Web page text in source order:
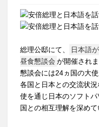
総理公邸にて、
日本語
昼食懇談会 が開催されま
懇談会には24ヵ国の大
各国と日本との交流状
使を通じ日本のソフト
国との相互理解を深めて